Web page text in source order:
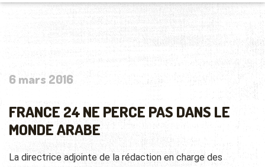
6 mars 2016
FRANCE 24 NE PERCE PAS DANS LE
MONDE ARABE
La directrice adjointe de la rédaction en charge des